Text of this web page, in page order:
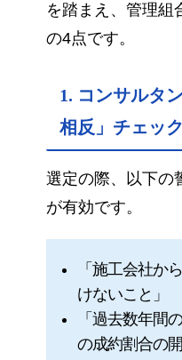
を踏まえ、管理組
の4点です。
1. コンサルタ
相反」チェック
選定の際、以下の
が有効です。
「施工会社か
けないこと」
「過去数年間
の成約割合の開